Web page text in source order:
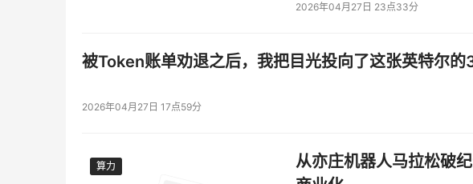
2026年04月27日 23点33分
被Token账单劝退之后，我把目光投向了这张英特尔的
2026年04月27日 17点59分
算力
算力
从亦庄机器人马拉松破